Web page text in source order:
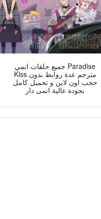
جميع حلقات انمي Paradise
Kiss مترجم عدة روابط بدون
حجب اون لاين و تحميل كامل
بجودة عالية انمى دار